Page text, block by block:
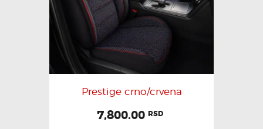
Prestige crno/crvena
7,800.00 RSD